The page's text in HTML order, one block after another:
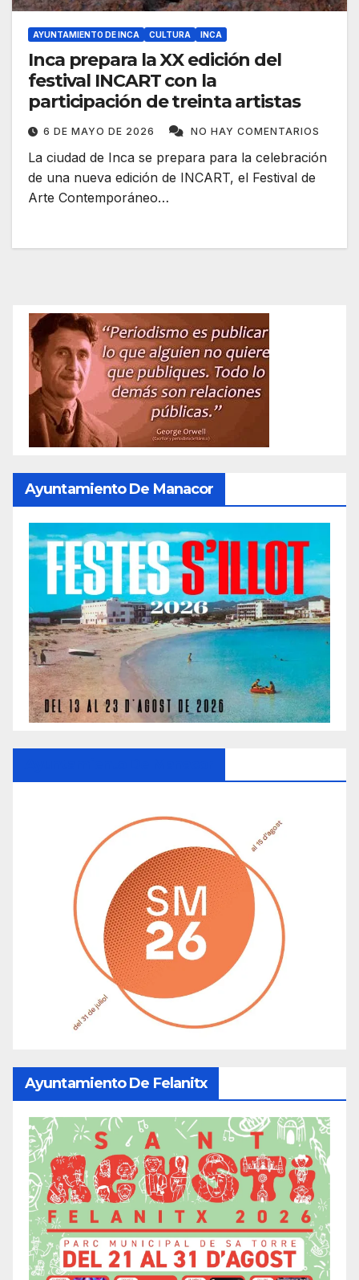
AYUNTAMIENTO DE INCA CULTURA INCA
Inca prepara la XX edición del
festival INCART con la
participación de treinta artistas
6 DE MAYO DE 2026 NO HAY COMENTARIOS
La ciudad de Inca se prepara para la celebración
de una nueva edición de INCART, el Festival de
Arte Contemporáneo…
Ayuntamiento De Manacor
Ayuntamiento De Felanitx